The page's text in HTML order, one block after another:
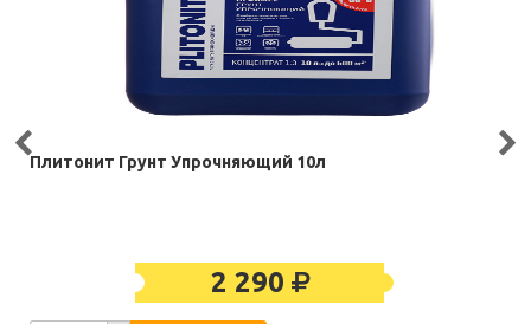
Плитонит Грунт Упрочняющий 10л
2 290